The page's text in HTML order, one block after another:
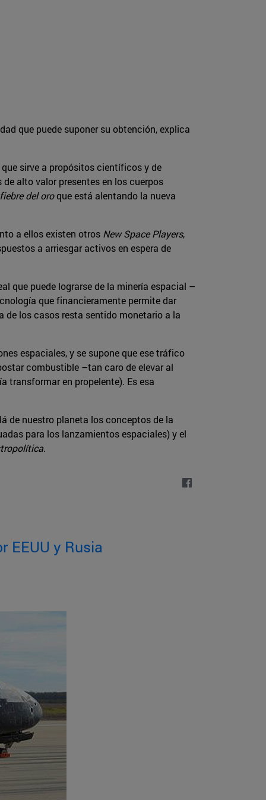
que puede suponer su obtención, explica
sirve a propósitos científicos y de
alto valor presentes en los cuerpos
fiebre del oroque está alentando la nueva
a ellos existen otros New Space Players,
a arriesgar activos en espera de
que puede lograrse de la minería espacial –
que financieramente permite dar
de los casos resta sentido monetario a la
espaciales, y se supone que ese tráfico
combustible –tan caro de elevar al
transformar en propelente). Es esa
de nuestro planeta los conceptos de la
para los lanzamientos espaciales) y el
.
EEUU y Rusia